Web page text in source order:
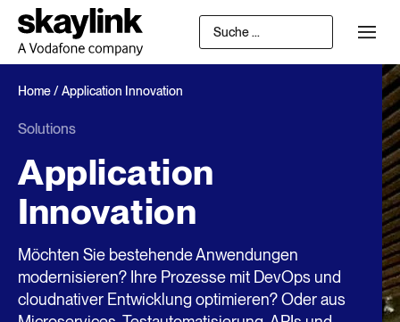
Home/Application Innovation
Solutions
Application
Innovation
Möchten Sie bestehende Anwendungen
modernisieren? Ihre Prozesse mit DevOps und
cloudnativer Entwicklung optimieren? Oder aus